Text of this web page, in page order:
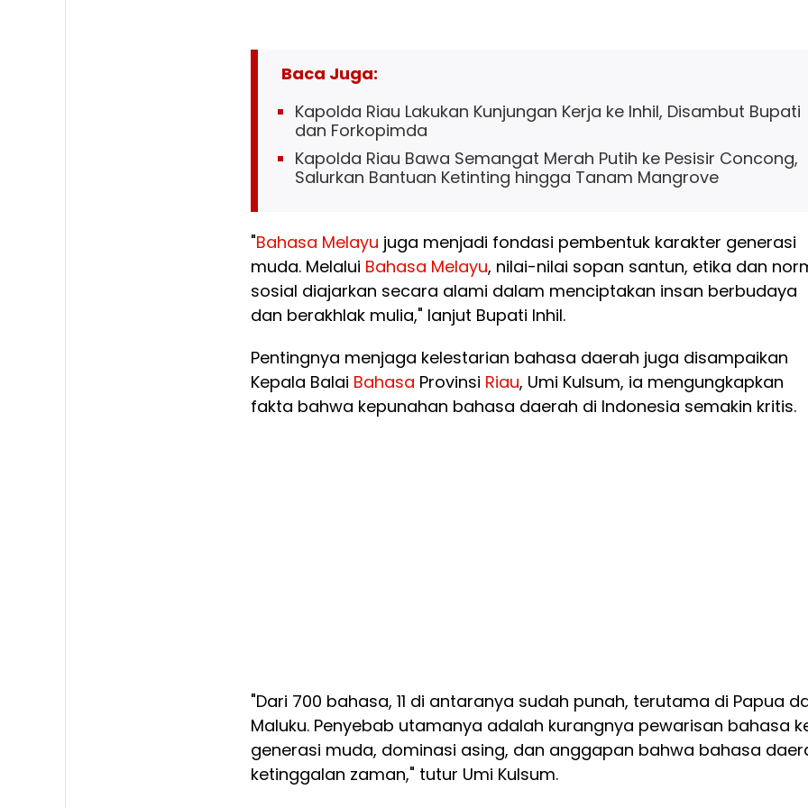
Baca Juga:
Kapolda Riau Lakukan Kunjungan Kerja ke Inhil, Disambut Bupati
dan Forkopimda
Kapolda Riau Bawa Semangat Merah Putih ke Pesisir Concong,
Salurkan Bantuan Ketinting hingga Tanam Mangrove
"Bahasa Melayu juga menjadi fondasi pembentuk karakter generasi
muda. Melalui Bahasa Melayu, nilai-nilai sopan santun, etika dan
sosial diajarkan secara alami dalam menciptakan insan berbudaya
dan berakhlak mulia," lanjut Bupati Inhil.
Pentingnya menjaga kelestarian bahasa daerah juga disampaikan
Kepala Balai Bahasa Provinsi Riau, Umi Kulsum, ia mengungkapkan
fakta bahwa kepunahan bahasa daerah di Indonesia semakin kritis.
"Dari 700 bahasa, 11 di antaranya sudah punah, terutama di Papua
Maluku. Penyebab utamanya adalah kurangnya pewarisan bahasa
generasi muda, dominasi asing, dan anggapan bahwa bahasa
ketinggalan zaman," tutur Umi Kulsum.